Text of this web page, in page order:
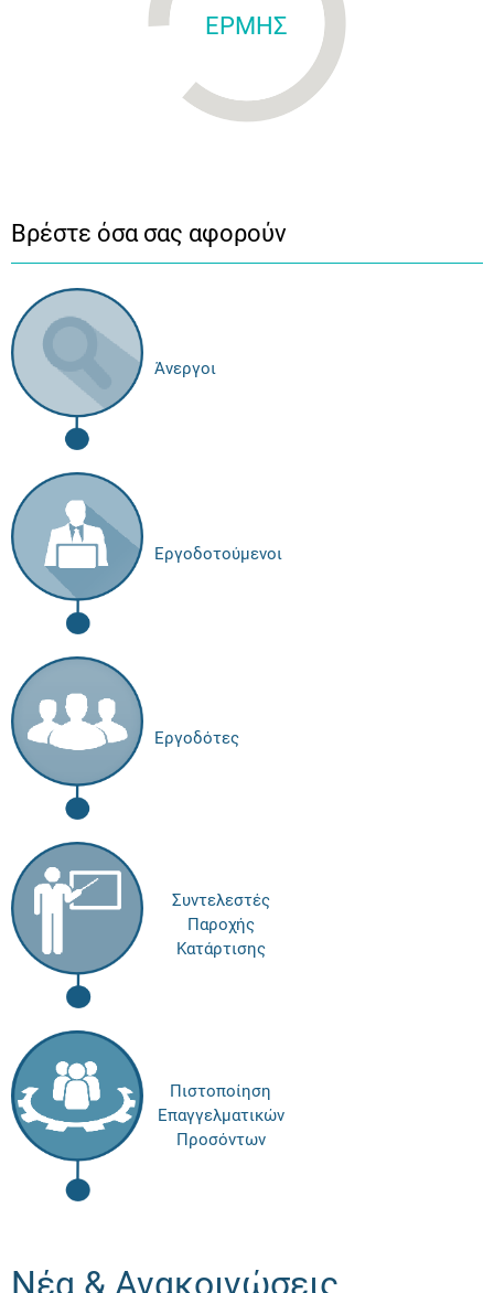
ΕΡΜΗΣ
Βρέστε όσα σας αφορούν
Άνεργοι
Εργοδοτούμενοι
Εργοδότες
Συντελεστές
Παροχής
Κατάρτισης
Πιστοποίηση
Επαγγελματικών
Προσόντων
Νέα & Ανακοινώσεις